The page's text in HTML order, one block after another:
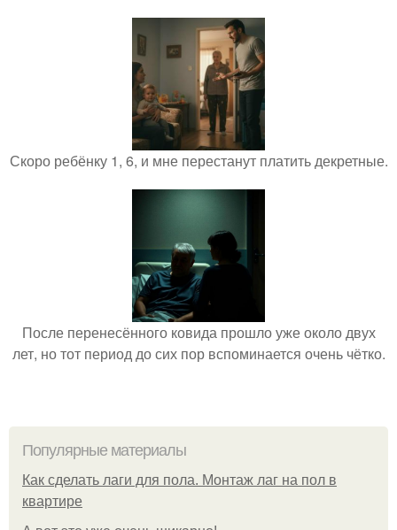
Скоро ребёнку 1, 6, и мне перестанут платить декретные.
После перенесённого ковида прошло уже около двух
лет, но тот период до сих пор вспоминается очень чётко.
Популярные материалы
Как сделать лаги для пола. Монтаж лаг на пол в
квартире